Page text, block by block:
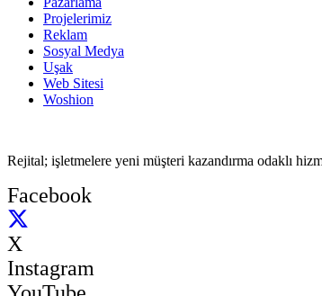
Projelerimiz
Reklam
Sosyal Medya
Uşak
Web Sitesi
Woshion
Rejital; işletmelere yeni müşteri kazandırma odaklı
Facebook
X
Instagram